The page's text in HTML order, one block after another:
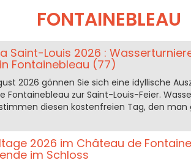
FONTAINEBLEAU
Saint-Louis 2026 :
Fontainebleau (77)
2026 gönnen Sie sich eine idyllische
Fontainebleau zur Saint-Louis-Feier.
diesen kostenfreien Tag, den
2026 im Château de
im Schloss